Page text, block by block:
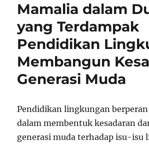
Mamalia dalam
yang Terdampak
Pendidikan
Membangun
Generasi Muda
Pendidikan lingkungan
dalam membentuk kesadaran
generasi muda terhadap isu-isu